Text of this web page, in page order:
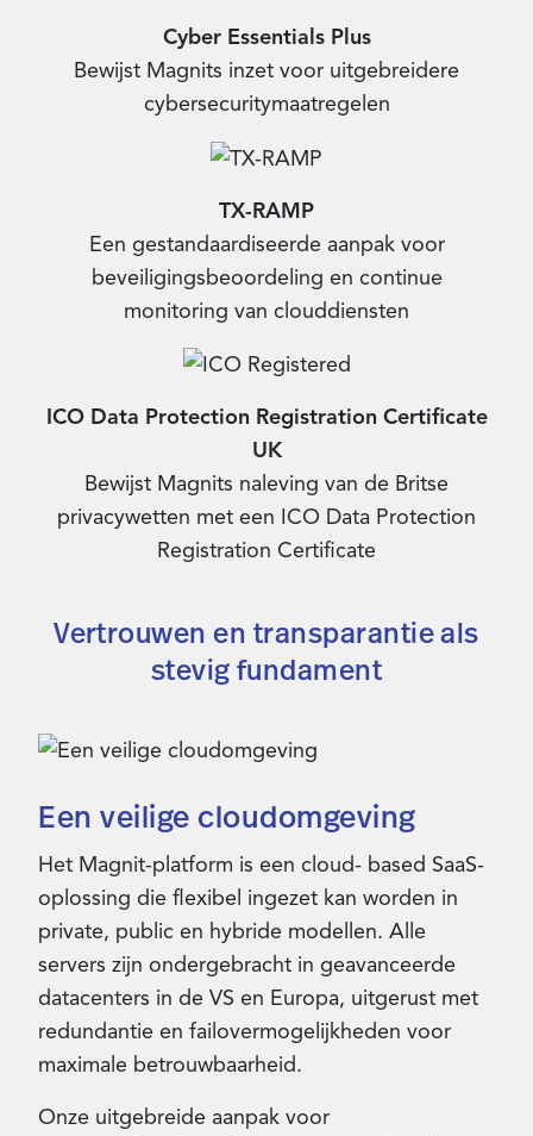
Cyber Essentials Plus
Bewijst Magnits inzet voor uitgebreidere
cybersecuritymaatregelen
TX-RAMP​
Een gestandaardiseerde aanpak voor
beveiligingsbeoordeling en continue
monitoring van clouddiensten
ICO Data Protection Registration Certificate
UK​
Bewijst Magnits naleving van de Britse
privacywetten met een ICO Data Protection
Registration Certificate
Vertrouwen en transparantie als
stevig fundament
Een veilige cloudomgeving
Het Magnit-platform is een cloud- based SaaS-
oplossing die flexibel ingezet kan worden in
private, public en hybride modellen. Alle
servers zijn ondergebracht in geavanceerde
datacenters in de VS en Europa, uitgerust met
redundantie en failovermogelijkheden voor
maximale betrouwbaarheid.
Onze uitgebreide aanpak voor